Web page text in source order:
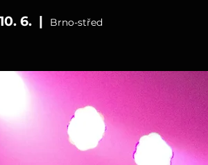
6.
  |
Brno-střed